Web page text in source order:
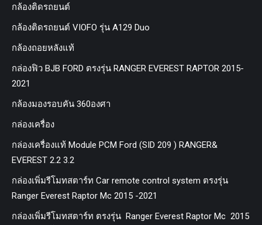
กล้องติดรถยนต์
กล้องติดรถยนต์ VIOFO รุ่น A129 Duo
กล้องถอยหลังแท้
กล่องฟิว BJB FORD ตรงรุ่น RANGER EVEREST RAPTOR 2015-
2021
กล้องมองรอบคัน 360องศา
กล่องเครื่อง
กล่องเครื่องแท้ Module PCM Ford (SID 209 ) RANGER&
EVEREST 2.2 3.2
กล่องเพิ่มรีโมทสตาร์ท Car remote control system ตรงรุ่น
Ranger Everest Raptor Mc 2015 -2021
กล่องเพิ่มรีโมทสตาร์ท ตรงรุ่น Ranger Everest Raptor Mc 2015